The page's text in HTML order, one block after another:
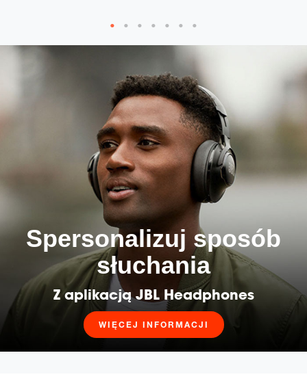
Spersonalizuj sposób
słuchania
Z aplikacją JBL Headphones
WIĘCEJ INFORMACJI